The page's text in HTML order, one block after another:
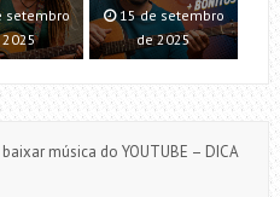
setembro
2025
15 de setembro
de 2025
música do YOUTUBE – DICA